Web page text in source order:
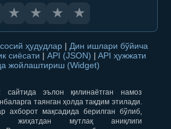
★ ★ ★ ★
ҳудудлар | Дин ишлари бўйича
сиёсати | API (JSON) | API ҳужжати
жойлаштириш (Widget)
сайтида эълон қилинаётган намоз
таянган ҳолда тақдим этилади.
ахборот мақсадида берилган бўлиб,
жиҳатдан мутлақ аниқлиги